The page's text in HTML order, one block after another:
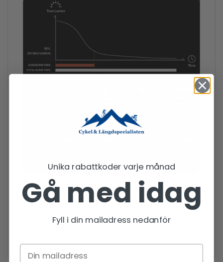
True lumen
Vi mäter lumen-värdet 30 sekunder efter att
värdena baseras på ANSI FL1 STANDARD.
Unika rabattkoder varje månad
Gå med idag
Fyll i din mailadress nedanför